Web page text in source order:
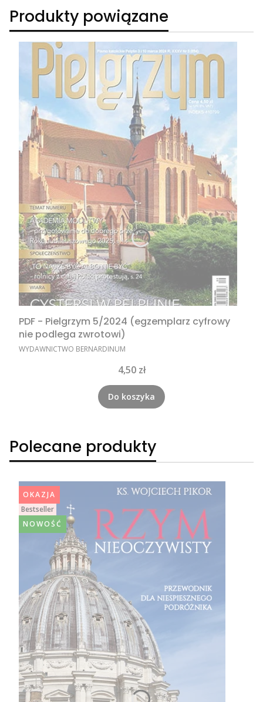
Produkty powiązane
PDF - Pielgrzym 5/2024 (egzemplarz cyfrowy
nie podlega zwrotowi)
PRODUCENT
WYDAWNICTWO BERNARDINUM
Cena
4,50 zł
Do koszyka
Polecane produkty
OKAZJA
Bestseller
NOWOŚĆ